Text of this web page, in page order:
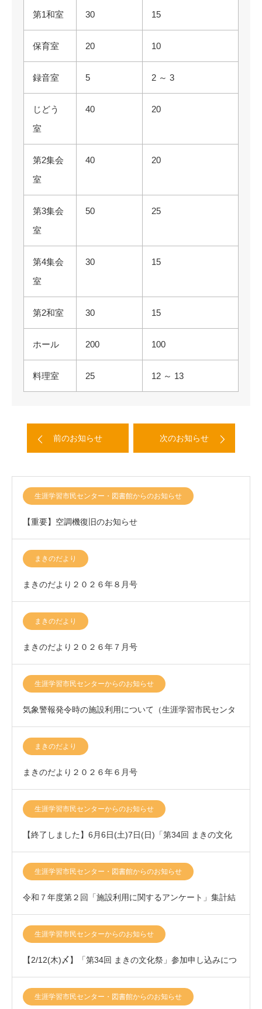
第1和室 30 15
保育室 20 10
録音室 5 2 ～ 3
じどう
室
40 20
第2集会
室
40 20
第3集会
室
50 25
第4集会
室
30 15
第2和室 30 15
ホール 200 100
料理室 25 12 ～ 13
前のお知らせ 次のお知らせ
生涯学習市民センター・図書館からのお知らせ
【重要】空調機復旧のお知らせ
まきのだより
まきのだより２０２６年８月号
まきのだより
まきのだより２０２６年７月号
生涯学習市民センターからのお知らせ
気象警報発令時の施設利用について（生涯学習市民センタ
ー）まきのだより
まきのだより２０２６年６月号
生涯学習市民センターからのお知らせ
【終了しました】6月6日(土)7日(日)「第34回 まきの文化
祭」開催いたします！
生涯学習市民センター・図書館からのお知らせ
令和７年度第２回「施設利用に関するアンケート」集計結
果について
生涯学習市民センターからのお知らせ
【2/12(木)〆】「第34回 まきの文化祭」参加申し込みにつ
きまして
生涯学習市民センター・図書館からのお知らせ